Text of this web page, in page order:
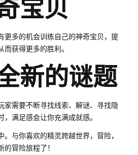
宝贝
更多的机会训练自己的神奇宝贝，提
获得更多的胜利。
新的谜题
家需要不断寻找线索、解谜、寻找隐
满足感会让你充满成就感。
与你喜欢的精灵跨越世界，冒险，
冒险旅程了！